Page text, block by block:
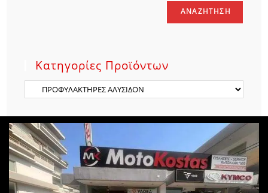
ΑΝΑΖΉΤΗΣΗ
Κατηγορίες Προϊόντων